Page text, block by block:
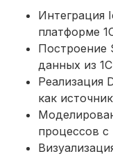
Интеграция
платформе
Построение
данных из
Реализация
как
процессов